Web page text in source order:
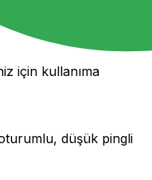
için kullanıma
düşük pingli